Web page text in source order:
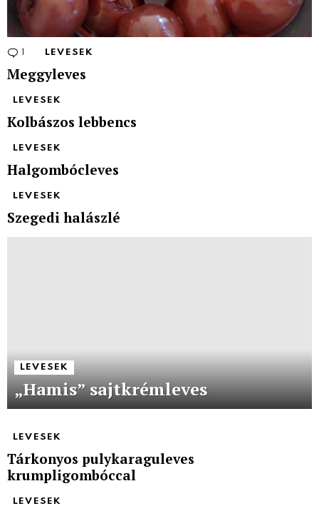
Comment
LEVESEK
Meggyleves
LEVESEK
Kolbászos lebbencs
LEVESEK
Halgombócleves
LEVESEK
Szegedi halászlé
LEVESEK
„Hamis” sajtkrémleves
LEVESEK
Tárkonyos pulykaraguleves
krumpligombóccal
LEVESEK